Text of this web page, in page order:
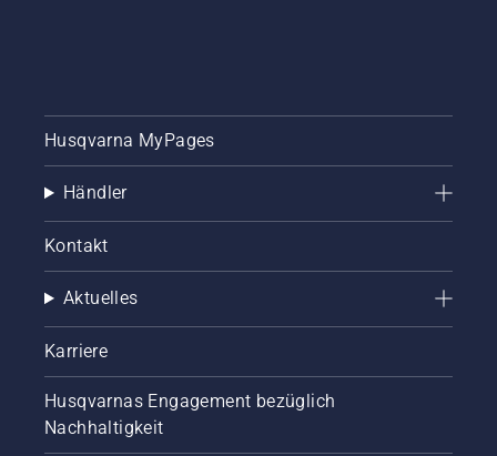
Husqvarna MyPages
Händler
Kontakt
Aktuelles
Karriere
Husqvarnas Engagement bezüglich
Nachhaltigkeit